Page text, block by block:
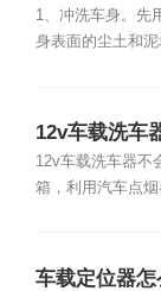
1、冲洗车身。先
身表面的尘土和
12v车载洗车
12v车载洗车器不
箱，利用汽车点
车载定位器